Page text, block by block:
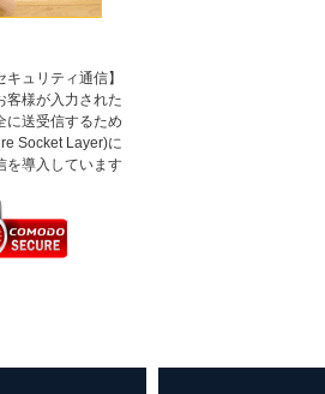
キュリティ通信】
客様が入力された
に送受信するため
Socket Layer)に
を導入しています